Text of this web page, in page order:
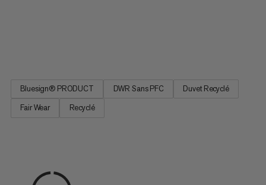
Bluesign® PRODUCT DWR Sans PFC
Duvet Recyclé
Fair Wear
Recyclé